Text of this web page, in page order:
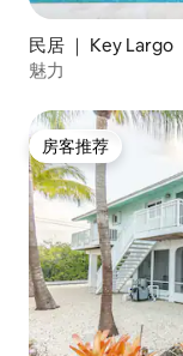
民居 ｜ Key Largo
魅力
房客推荐
房客推荐